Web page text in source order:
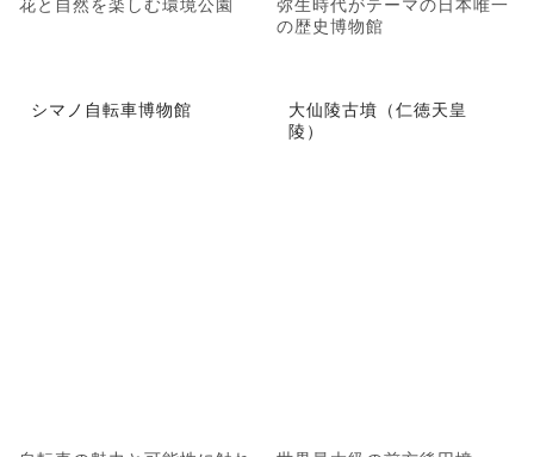
の歴史博物館
シマノ自転車博物館
大仙陵古墳（仁徳天皇
陵）